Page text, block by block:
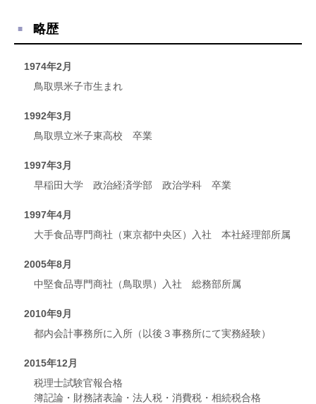
略歴
1974年2月
鳥取県米子市生まれ
1992年3月
鳥取県立米子東高校 卒業
1997年3月
早稲田大学 政治経済学部 政治学科 卒業
1997年4月
大手食品専門商社（東京都中央区）入社 本社経理部所属
2005年8月
中堅食品専門商社（鳥取県）入社 総務部所属
2010年9月
都内会計事務所に入所（以後３事務所にて実務経験）
2015年12月
税理士試験官報合格
簿記論・財務諸表論・法人税・消費税・相続税合格